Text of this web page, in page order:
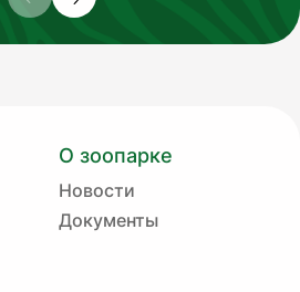
О зоопарке
Новости
Документы